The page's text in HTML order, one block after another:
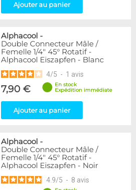
Ajouter au panier
Alphacool -
Double Connecteur Mâle /
Femelle 1/4" 45° Rotatif -
Alphacool Eiszapfen - Blanc
4/5 - 1 avis
7,90 €
En stock
Expédition immédiate
Ajouter au panier
Alphacool -
Double Connecteur Mâle /
Femelle 1/4" 45° Rotatif -
Alphacool Eiszapfen - Noir
4.9/5 - 8 avis